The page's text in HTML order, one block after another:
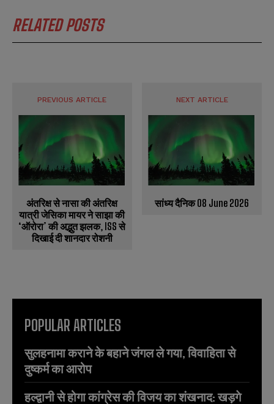
RELATED POSTS
PREVIOUS ARTICLE
अंतरिक्ष से नासा की अंतरिक्ष
यात्री जेसिका मायर ने साझा की
‘ऑरोरा’ की अद्भुत झलक, ISS से
दिखाई दी शानदार रोशनी
NEXT ARTICLE
सांध्य दैनिक 08 June 2026
POPULAR ARTICLES
सुलहनामा कराने के बहाने जंगल ले गया, विवाहिता से
दुष्कर्म का आरोप
हल्द्वानी से होगा कांग्रेस की विजय का शंखनाद: खड़गे